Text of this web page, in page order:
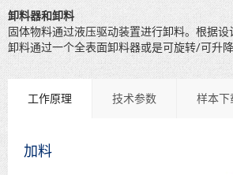
卸料器和卸料
固体物料通过液压驱动装置进行卸料。根据设
卸料通过一个全表面卸料器或是可旋转/可升降
工作原理 技术参数 样本下
加料